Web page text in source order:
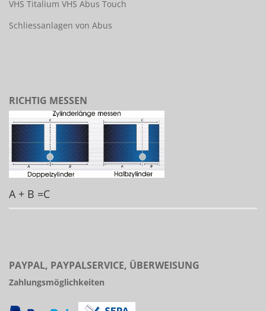
VHS Titalium VHS Abus Touch
Schliessanlagen von Abus
RICHTIG MESSEN
A + B =C
PAYPAL, PAYPALSERVICE, ÜBERWEISUNG
Zahlungsmöglichkeiten